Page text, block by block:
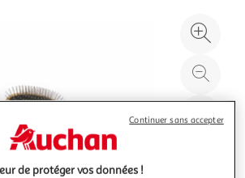
à
100
le
de protéger vos données !
Continuer sans accepter